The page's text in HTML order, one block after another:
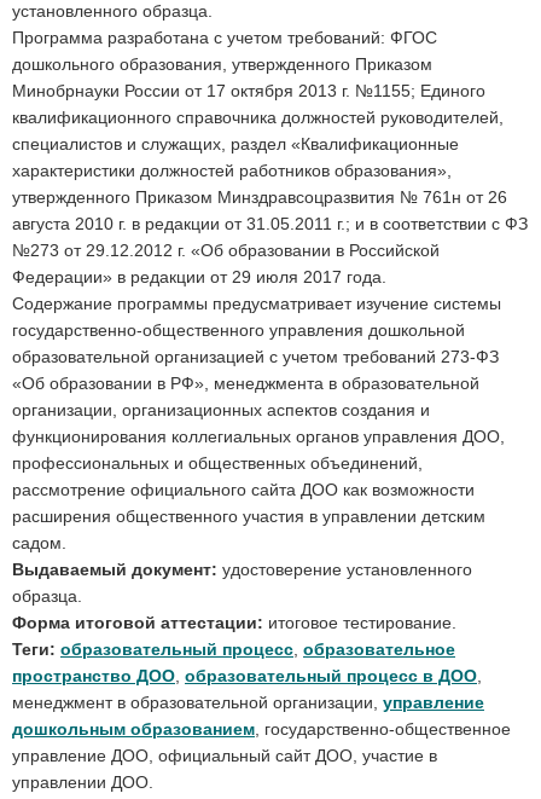
установленного образца.
Программа разработана с учетом требований: ФГОС
дошкольного образования, утвержденного Приказом
Минобрнауки России от 17 октября 2013 г. №1155; Единого
квалификационного справочника должностей руководителей,
специалистов и служащих, раздел «Квалификационные
характеристики должностей работников образования»,
утвержденного Приказом Минздравсоцразвития № 761н от 26
августа 2010 г. в редакции от 31.05.2011 г.; и в соответствии с ФЗ
№273 от 29.12.2012 г. «Об образовании в Российской
Федерации» в редакции от 29 июля 2017 года.
Содержание программы предусматривает изучение системы
государственно-общественного управления дошкольной
образовательной организацией с учетом требований 273-ФЗ
«Об образовании в РФ», менеджмента в образовательной
организации, организационных аспектов создания и
функционирования коллегиальных органов управления ДОО,
профессиональных и общественных объединений,
рассмотрение официального сайта ДОО как возможности
расширения общественного участия в управлении детским
садом.
Выдаваемый документ: удостоверение установленного
образца.
Форма итоговой аттестации: итоговое тестирование.
Теги: образовательный процесс, образовательное
пространство ДОО, образовательный процесс в ДОО,
менеджмент в образовательной организации, управление
дошкольным образованием, государственно-общественное
управление ДОО, официальный сайт ДОО, участие в
управлении ДОО.